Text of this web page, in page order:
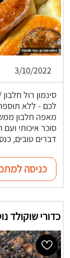
3/10/2022
סינמון רול
מאפה חלבון
סוכר איכותי
דברים טובים,
כניסה
כדורי שוקולד נוטלה 3